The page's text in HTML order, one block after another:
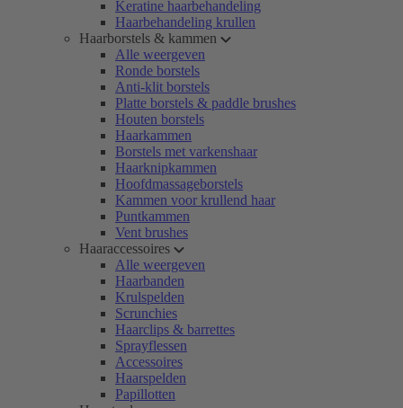
Keratine haarbehandeling
Haarbehandeling krullen
Haarborstels & kammen
Alle weergeven
Ronde borstels
Anti-klit borstels
Platte borstels & paddle brushes
Houten borstels
Haarkammen
Borstels met varkenshaar
Haarknipkammen
Hoofdmassageborstels
Kammen voor krullend haar
Puntkammen
Vent brushes
Haaraccessoires
Alle weergeven
Haarbanden
Krulspelden
Scrunchies
Haarclips & barrettes
Sprayflessen
Accessoires
Haarspelden
Papillotten